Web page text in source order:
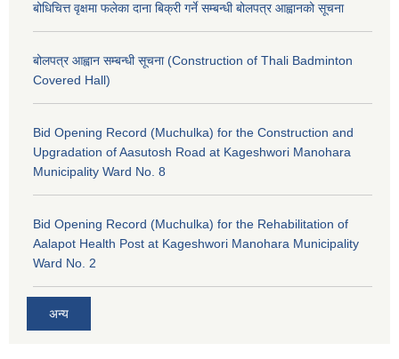
बोधिचित्त वृक्षमा फलेका दाना बिक्री गर्ने सम्बन्धी बोलपत्र आह्वानको सूचना
बोलपत्र आह्वान सम्बन्धी सूचना (Construction of Thali Badminton
Covered Hall)
Bid Opening Record (Muchulka) for the Construction and
Upgradation of Aasutosh Road at Kageshwori Manohara
Municipality Ward No. 8
Bid Opening Record (Muchulka) for the Rehabilitation of
Aalapot Health Post at Kageshwori Manohara Municipality
Ward No. 2
अन्य